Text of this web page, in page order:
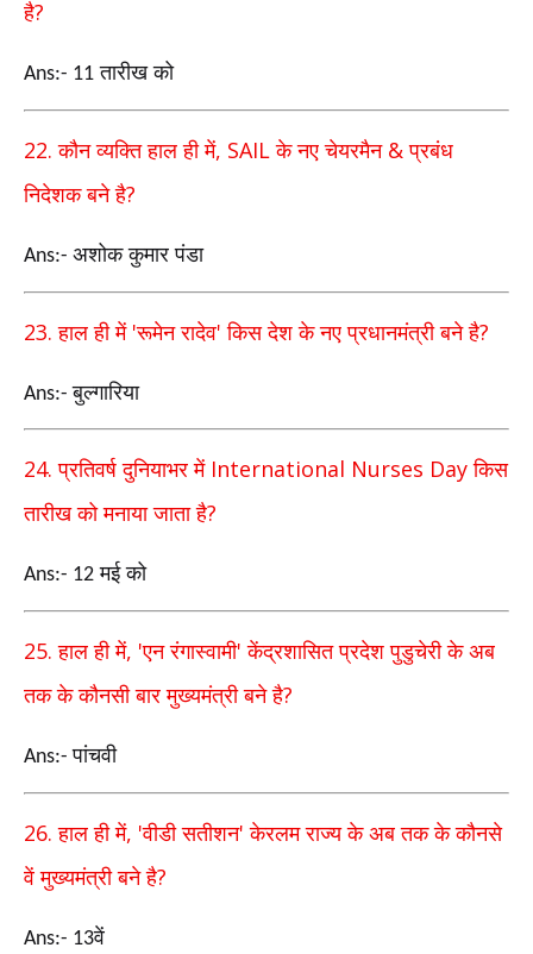
है?
Ans:- 11 तारीख को
22.कौन व्यक्ति हाल ही में, SAILके नए चेयरमैन &प्रबंध
निदेशक बने है?
Ans:- अशोक कुमार पंडा
23.हाल ही में 'रूमेन रादेव'किस देश के नए प्रधानमंत्री बने है?
Ans:-बुल्गारिया
24.प्रतिवर्ष दुनियाभर में International Nurses Dayकिस
तारीख को मनाया जाता है?
Ans:- 12 मई को
25.हाल ही में, 'एन रंगास्वामी'केंद्रशासित प्रदेश पुडुचेरी के अब
तक के कौनसी बार मुख्यमंत्री बने है?
Ans:-पांचवी
26.हाल ही में, 'वीडी सतीशन'केरलम राज्य के अब तक के कौनसे
वें मुख्यमंत्री बने है?
Ans:- 13वें